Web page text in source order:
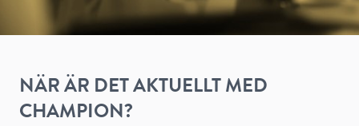
NÄR ÄR DET AKTUELLT MED
CHAMPION?